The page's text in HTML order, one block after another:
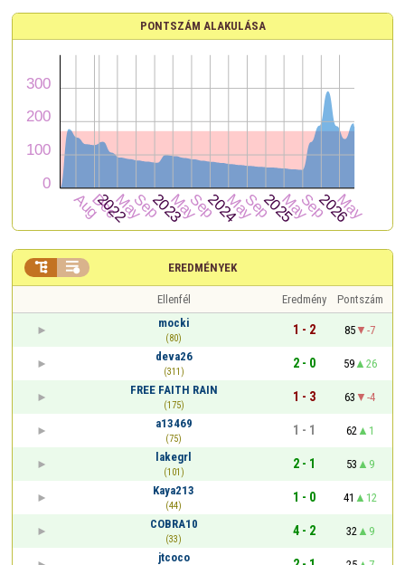
PONTSZÁM ALAKULÁSA
EREDMÉNYEK
 
Ellenfél Eredmény
Pontszám
mocki
(80)
1 - 2 85
-7
deva26
(311)
2 - 0 59
26
FREE FAITH RAIN
(175)
1 - 3 63
-4
a13469
(75)
1 - 1 62
1
lakegrl
(101)
2 - 1 53
9
Kaya213
(44)
1 - 0 41
12
COBRA10
(33)
4 - 2 32
9
jtcoco